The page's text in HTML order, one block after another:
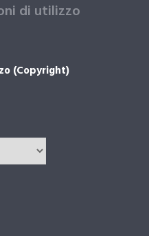
di utilizzo
(Copyright)